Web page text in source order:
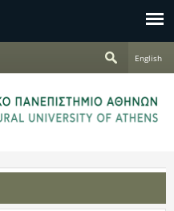
ζ
ή
τ
η
English